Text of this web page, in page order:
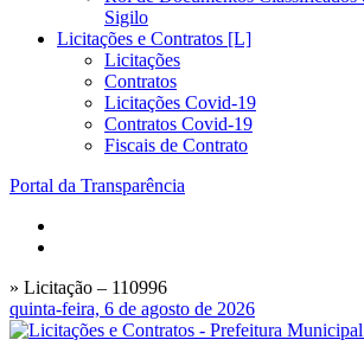
Sigilo
Licitações e Contratos [L]
Licitações
Contratos
Licitações Covid-19
Contratos Covid-19
Fiscais de Contrato
Portal da Transparência
» Licitação – 110996
quinta-feira, 6 de agosto de 2026